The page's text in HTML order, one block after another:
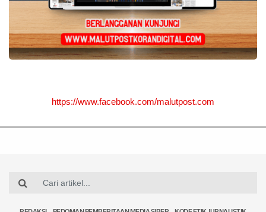
https://www.facebook.com/malutpost.com